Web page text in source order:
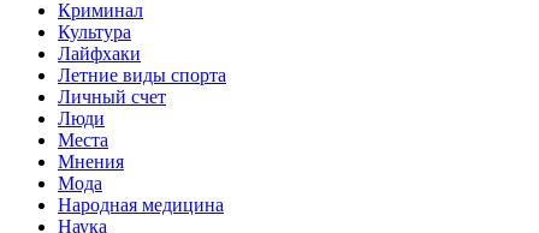
Криминал
Культура
Лайфхаки
Летние виды спорта
Личный счет
Люди
Места
Мнения
Мода
Народная медицина
Наука